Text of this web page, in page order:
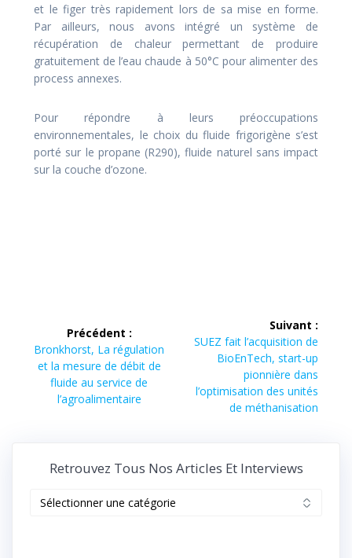
et le figer très rapidement lors de sa mise en forme.
Par ailleurs, nous avons intégré un système de
récupération de chaleur permettant de produire
gratuitement de l’eau chaude à 50°C pour alimenter des
process annexes.
Pour répondre à leurs préoccupations
environnementales, le choix du fluide frigorigène s’est
porté sur le propane (R290), fluide naturel sans impact
sur la couche d’ozone.
de
l’article
Précédent :
Article
précédent :
Bronkhorst, La régulation
et la mesure de débit de
fluide au service de
l’agroalimentaire
Suivant :
Article
suivant :
SUEZ fait l’acquisition de
BioEnTech, start-up
pionnière dans
l’optimisation des unités
de méthanisation
Retrouvez Tous Nos Articles Et Interviews